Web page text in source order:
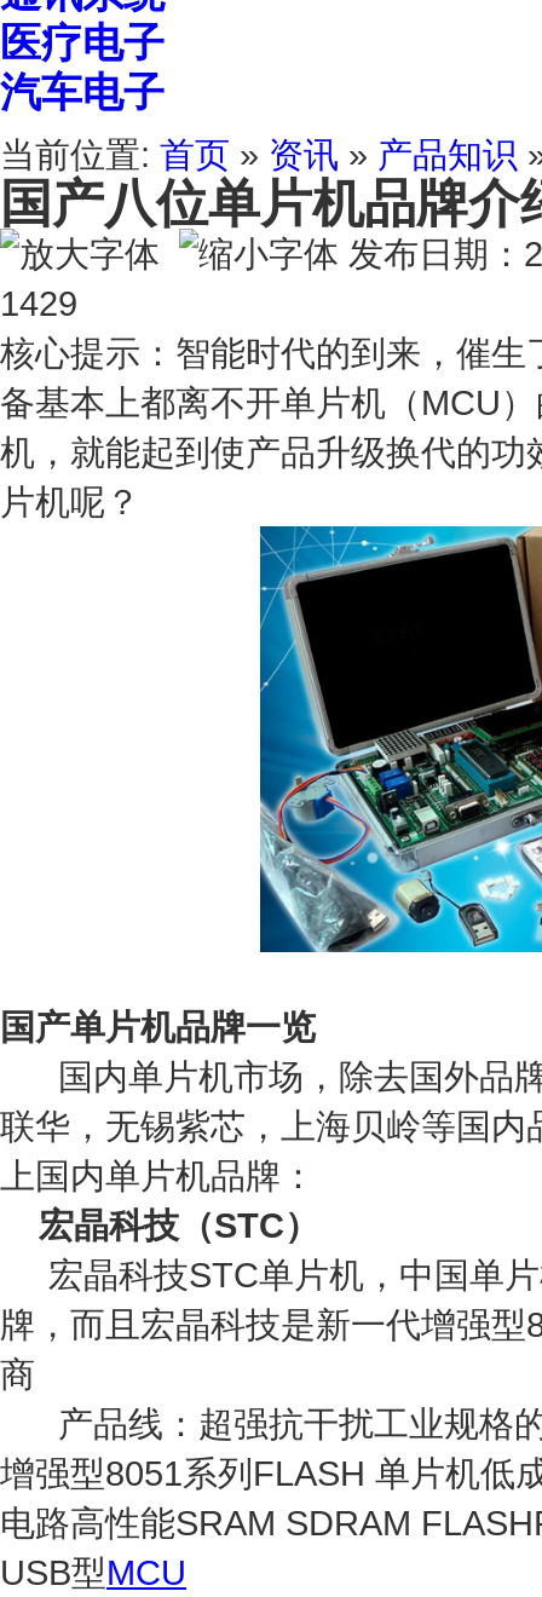
医疗电子
汽车电子
当前位置: 首页 » 资讯 » 产品知识
国产八位单片机品牌介
发布日期：
1429
核心提示：智能时代的到来，催
备基本上都离不开单片机（MCU
机，就能起到使产品升级换代的
片机呢？
国产单片机品牌一览
国内单片机市场，除去国外品
联华，无锡紫芯，上海贝岭等国
上国内单片机品牌：
宏晶科技（STC）
宏晶科技STC单片机，中国单
牌，而且宏晶科技是新一代增强
商
产品线：超强抗干扰工业规格
增强型8051系列FLASH 单片机低
电路高性能SRAM SDRAM
USB型MCU